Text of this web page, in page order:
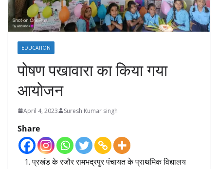
EDUCATION
पोषण पखावारा का किया गया
आयोजन
April 4, 2023 Suresh Kumar singh
Share
प्रखंड के रजौर रामभद्रपुर पंचायत के प्राथमिक विद्यालय